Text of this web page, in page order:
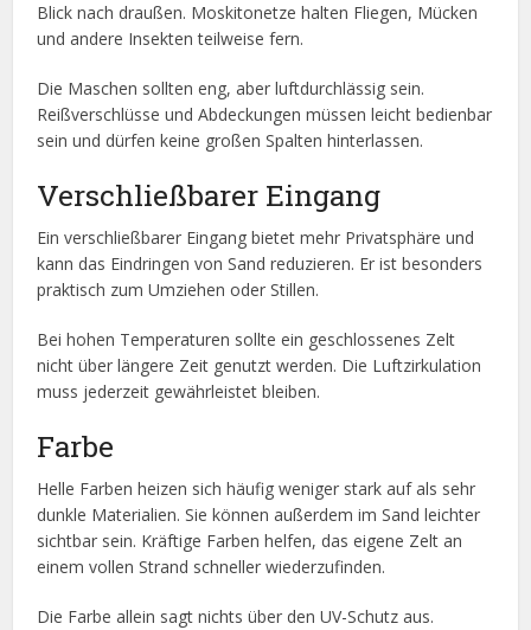
Blick nach draußen. Moskitonetze halten Fliegen, Mücken
und andere Insekten teilweise fern.
Die Maschen sollten eng, aber luftdurchlässig sein.
Reißverschlüsse und Abdeckungen müssen leicht bedienbar
sein und dürfen keine großen Spalten hinterlassen.
Verschließbarer Eingang
Ein verschließbarer Eingang bietet mehr Privatsphäre und
kann das Eindringen von Sand reduzieren. Er ist besonders
praktisch zum Umziehen oder Stillen.
Bei hohen Temperaturen sollte ein geschlossenes Zelt
nicht über längere Zeit genutzt werden. Die Luftzirkulation
muss jederzeit gewährleistet bleiben.
Farbe
Helle Farben heizen sich häufig weniger stark auf als sehr
dunkle Materialien. Sie können außerdem im Sand leichter
sichtbar sein. Kräftige Farben helfen, das eigene Zelt an
einem vollen Strand schneller wiederzufinden.
Die Farbe allein sagt nichts über den UV-Schutz aus.